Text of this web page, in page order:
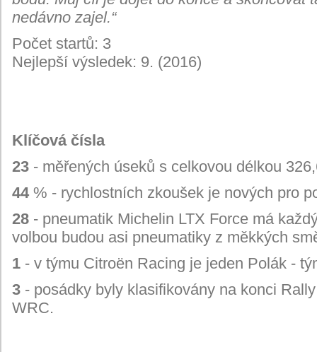
nedávno zajel.“
Počet startů: 3
Nejlepší výsledek: 9. (2016)
Klíčová čísla
23 - měřených úseků s celkovou délkou
44 % - rychlostních zkoušek je nových pro
28 - pneumatik Michelin LTX Force má
volbou budou asi pneumatiky z měkkých
1 - v týmu Citroën Racing je jeden Polák -
3 - posádky byly klasifikovány na konci
WRC.